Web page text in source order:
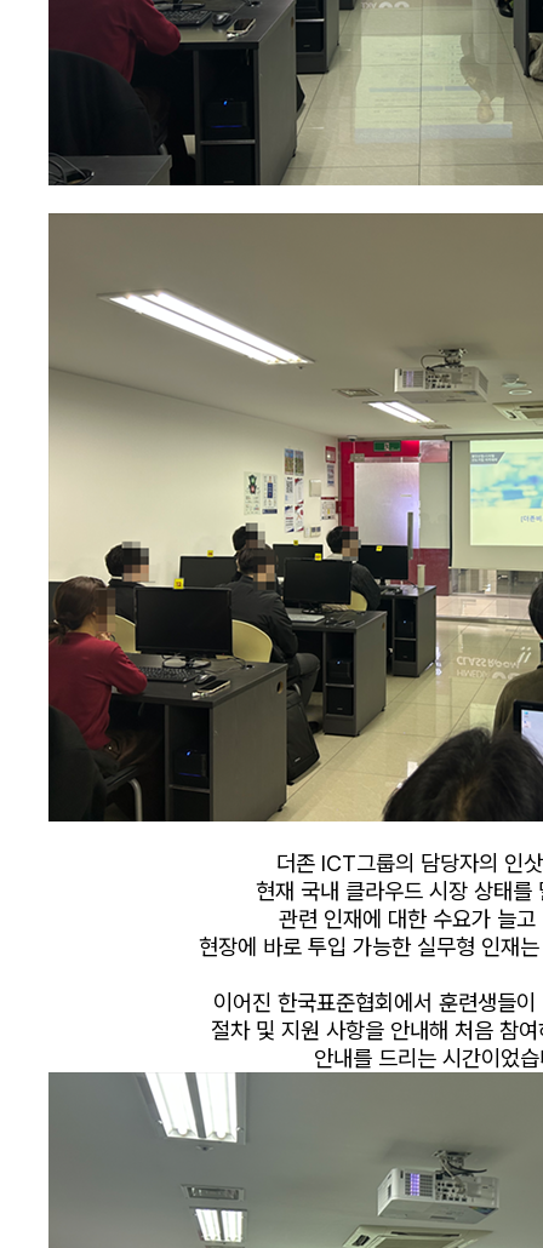
더존 ICT그룹의 담당자의 인
현재 국내 클라우드 시장 상태를
관련 인재에 대한 수요가 늘고
현장에 바로 투입 가능한 실무형 인재
이어진 한국표준협회에서 훈련생들
절차 및 지원 사항을 안내해 처음 참
안내를 드리는 시간이었